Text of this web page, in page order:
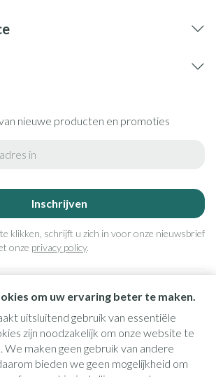
om uw ervaring beter te maken.
uitsluitend gebruik van essentiële
zijn noodzakelijk om onze website te
maken geen gebruik van andere
bieden we geen mogelijkheid om
nieuwe producten en promoties
Inschrijven
klikken, schrijft u zich in voor onze nieuwsbrief
onze privacy policy.